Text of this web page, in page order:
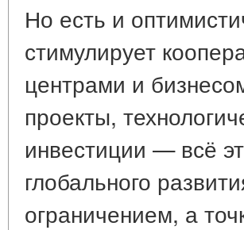
Но есть и
стимулирует
центрами и
проекты,
инвестиции — всё
глобального
ограничением, а